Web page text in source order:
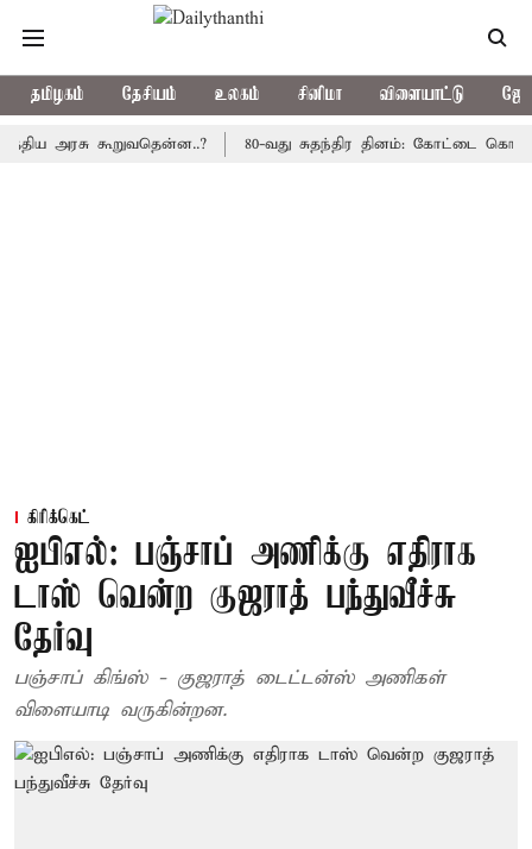
தமிழகம் தேசியம் உலகம் சினிமா விளையாட்டு
கூறுவதென்ன..? 80-வது சுதந்திர தினம்: கோட்டை
கிரிக்கெட்
ஐபிஎல்: பஞ்சாப் அணிக்கு எதிராக
டாஸ் வென்ற குஜராத் பந்துவீச்சு
தேர்வு
பஞ்சாப் கிங்ஸ் - குஜராத் டைட்டன்ஸ் அணிகள்
விளையாடி வருகின்றன.